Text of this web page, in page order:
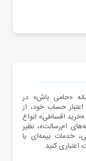
«حامی باش» در
حساب خود، از
اقساطی» انواع
ام‌رسالت»، نظیر
خدمات بیمه‌ای یا
کنید.